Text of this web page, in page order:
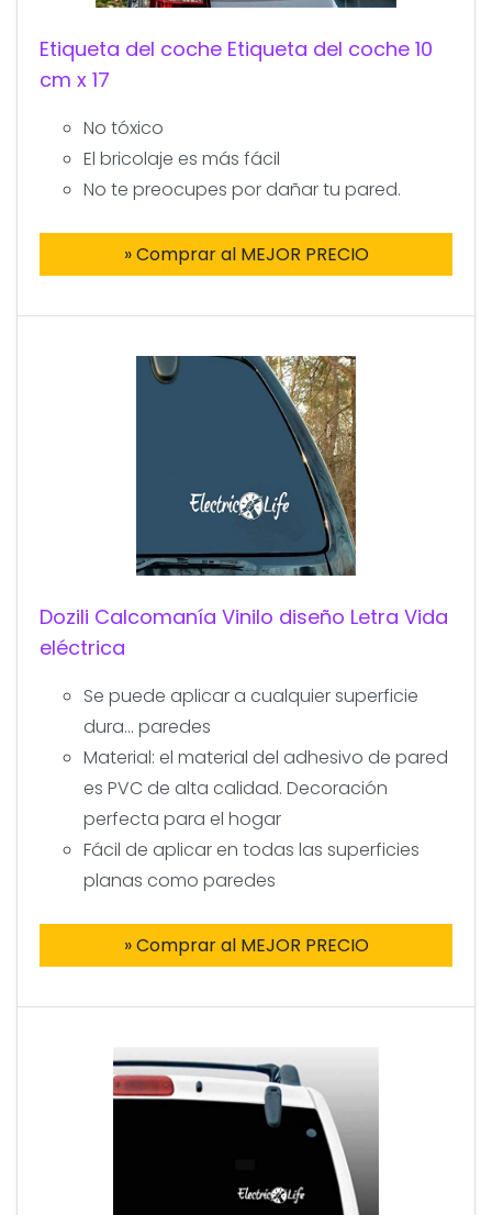
Etiqueta del coche Etiqueta del coche 10
cm x 17
No tóxico
El bricolaje es más fácil
No te preocupes por dañar tu pared.
» Comprar al MEJOR PRECIO
Dozili Calcomanía Vinilo diseño Letra Vida
eléctrica
Se puede aplicar a cualquier superficie
dura... paredes
Material: el material del adhesivo de pared
es PVC de alta calidad. Decoración
perfecta para el hogar
Fácil de aplicar en todas las superficies
planas como paredes
» Comprar al MEJOR PRECIO